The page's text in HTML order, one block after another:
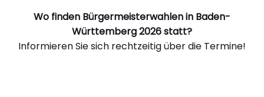
Wo finden Bürgermeisterwahlen in Baden-
Württemberg 2026 statt?
Informieren Sie sich rechtzeitig über die Termine!